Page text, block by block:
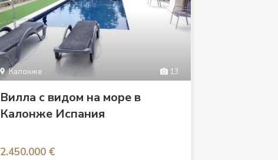
13
Калонже
Вилла с видом на море в
Калонже Испания
2.450.000 €